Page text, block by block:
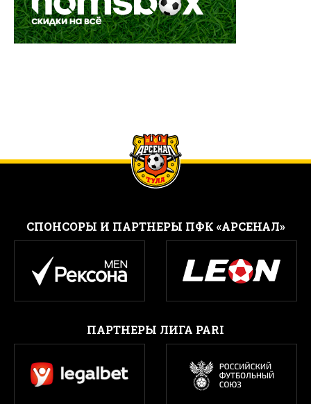
CПОНСОРЫ И ПАРТНЕРЫ ПФК «АРСЕНАЛ»
ПАРТНЕРЫ ЛИГА PARI